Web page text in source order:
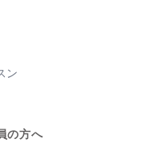
ン
の方へ